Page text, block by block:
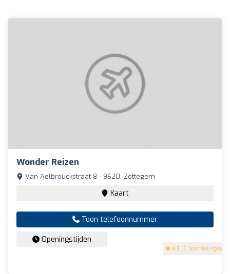
Wonder Reizen
4.3 (6 beoordelingen)
Van Aelbrouckstraat 8 - 9620, Zottegem
Kaart
Toon telefoonnummer
Openingstijden